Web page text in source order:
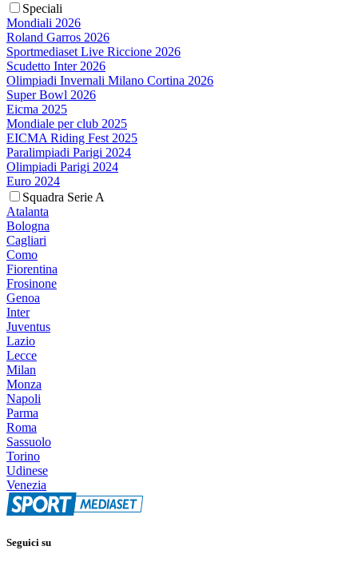
Speciali
Mondiali 2026
Roland Garros 2026
Sportmediaset Live Riccione 2026
Scudetto Inter 2026
Olimpiadi Invernali Milano Cortina 2026
Super Bowl 2026
Eicma 2025
Mondiale per club 2025
EICMA Riding Fest 2025
Paralimpiadi Parigi 2024
Olimpiadi Parigi 2024
Euro 2024
Squadra Serie A
Atalanta
Bologna
Cagliari
Como
Fiorentina
Frosinone
Genoa
Inter
Juventus
Lazio
Lecce
Milan
Monza
Napoli
Parma
Roma
Sassuolo
Torino
Udinese
Venezia
Seguici su